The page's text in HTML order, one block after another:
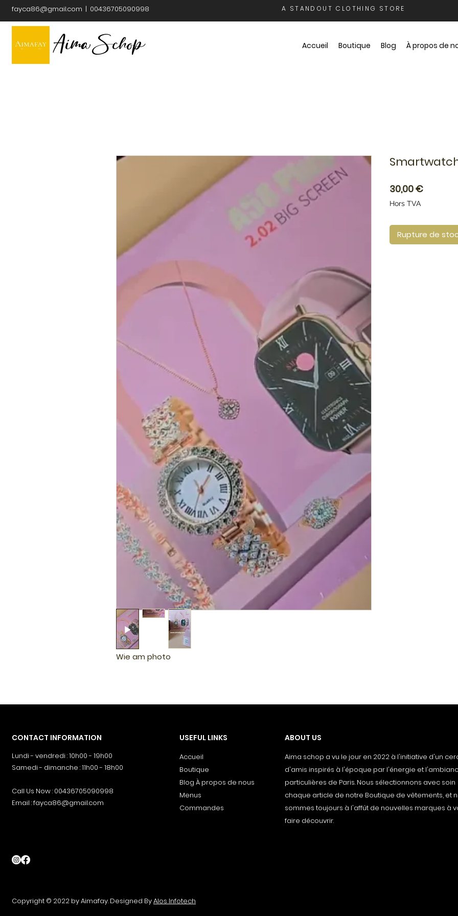
fayca86@gmail.com | 00436705090998 A STANDOUT CLOTHING STORE
Aima Schop Accueil Boutique Blog À propos de
Wie am photo
30,00 €Prix
Hors TVA
Rupture de
CONTACT INFORMATION
Lundi - vendredi : 10h00 - 19h00
Samedi - dimanche : 11h00 - 18h00
Call Us Now : 00436705090998
Email :fayca86@gmail.com
USEFUL LINKS
Accueil
Boutique
Blog À propos de nous
Menus
Commandes
ABOUT US
Aima schop a vu le jour en 2022 à l'initiative d'un
d'amis inspirés à l'époque par l'énergie et
particulières de Paris. Nous sélectionnons avec soin
chaque article de notre Boutique de vêtements, et
sommes toujours à l'affût de nouvelles marques à
faire découvrir.
Copyright © 2022 by Aimafay. Designed ByAlos Infotech